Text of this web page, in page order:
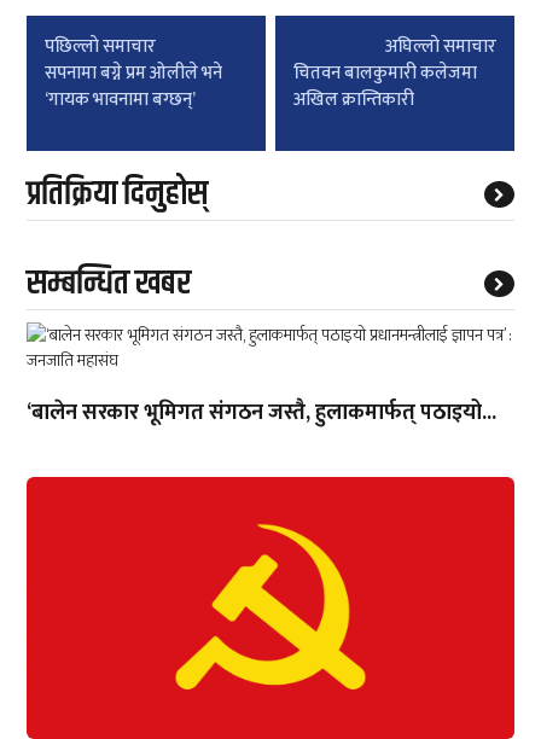
Post
navigation
पछिल्लाे समाचार
सपनामा बग्ने प्रम ओलीले भने
‘गायक भावनामा बग्छन्’
अघिल्लाे समाचार
चितवन बालकुमारी कलेजमा
अखिल क्रान्तिकारी
प्रतिक्रिया दिनुहोस्
सम्बन्धित खबर
‘बालेन सरकार भूमिगत संगठन जस्तै, हुलाकमार्फत् पठाइयो...